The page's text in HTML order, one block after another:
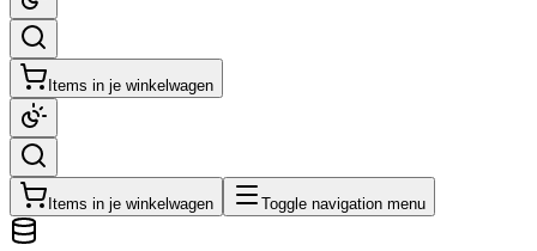
Items in je winkelwagen
Items in je winkelwagen Toggle navigation menu